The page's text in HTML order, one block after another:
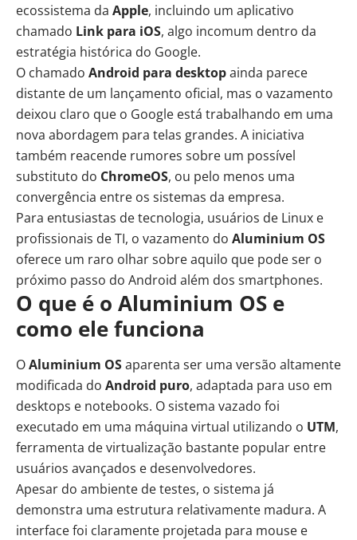
ecossistema da Apple, incluindo um aplicativo
chamado Link para iOS, algo incomum dentro da
estratégia histórica do Google.
O chamado Android para desktopainda parece
distante de um lançamento oficial, mas o vazamento
deixou claro que o Google está trabalhando em uma
nova abordagem para telas grandes. A iniciativa
também reacende rumores sobre um possível
substituto do ChromeOS, ou pelo menos uma
convergência entre os sistemas da empresa.
Para entusiastas de tecnologia, usuários de Linux e
profissionais de TI, o vazamento do Aluminium OS
oferece um raro olhar sobre aquilo que pode ser o
próximo passo do Android além dos smartphones.
O que é o Aluminium OS e
como ele funciona
OAluminium OSaparenta ser uma versão altamente
modificada do Android puro, adaptada para uso em
desktops e notebooks. O sistema vazado foi
executado em uma máquina virtual utilizando o UTM,
ferramenta de virtualização bastante popular entre
usuários avançados e desenvolvedores.
Apesar do ambiente de testes, o sistema já
demonstra uma estrutura relativamente madura. A
interface foi claramente projetada para mouse e